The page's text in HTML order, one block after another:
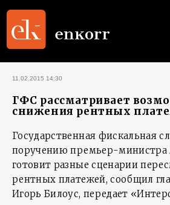
11.02.2015 14:30
ГФС рассматривает
снижения рентных
Государственная фискальная
поручению премьер-министра
готовит разные сценарии
рентных платежей, сообщил
Игорь Билоус, передает